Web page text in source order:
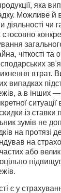
яка
Можливе й
діяльності чи
стосовно
чіткості та
втрат.
випадках
а в інших
із ставки
зумів не
на протязі
на
або
є у